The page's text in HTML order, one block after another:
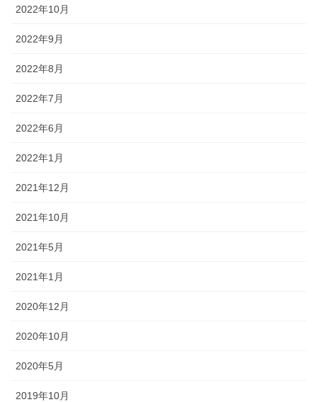
2022年10月
2022年9月
2022年8月
2022年7月
2022年6月
2022年1月
2021年12月
2021年10月
2021年5月
2021年1月
2020年12月
2020年10月
2020年5月
2019年10月